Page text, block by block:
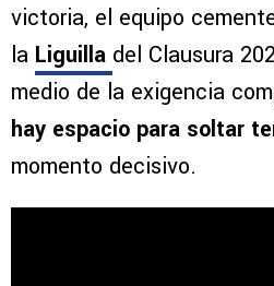
victoria, el equipo
la Liguilla del Clausura
medio de la exigencia
hay espacio para soltar
momento decisivo.